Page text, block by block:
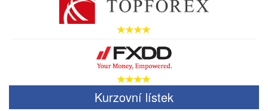
Kurzovní lístek